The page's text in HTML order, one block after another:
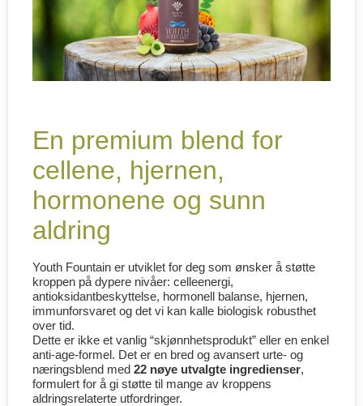
En premium blend for
cellene, hjernen,
hormonene og sunn
aldring
Youth Fountain er utviklet for deg som ønsker å støtte
kroppen på dypere nivåer: celleenergi,
antioksidantbeskyttelse, hormonell balanse, hjernen,
immunforsvaret og det vi kan kalle biologisk robusthet
over tid.
Dette er ikke et vanlig “skjønnhetsprodukt” eller en enkel
anti-age-formel. Det er en bred og avansert urte- og
næringsblend med 22 nøye utvalgte ingredienser,
formulert for å gi støtte til mange av kroppens
aldringsrelaterte utfordringer.